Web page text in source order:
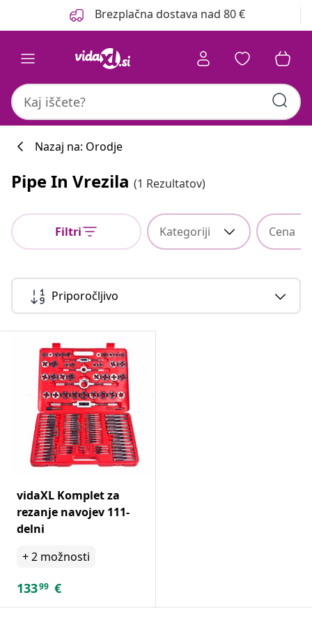
Brezplačna dostava nad 80 €
Nazaj na: Orodje
Pipe In Vrezila (1 Rezultatov)
Filtri Kategoriji Cena
Priporočljivo
vidaXL Komplet za
rezanje navojev 111-
delni
+2 možnosti
13399 €